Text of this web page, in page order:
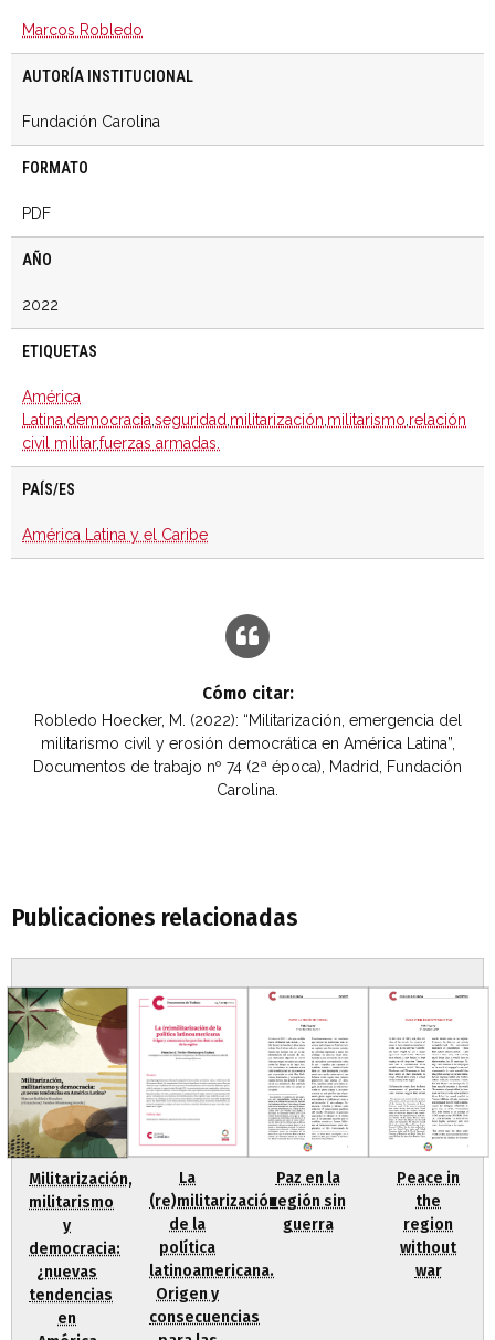
Marcos Robledo
AUTORÍA INSTITUCIONAL
Fundación Carolina
FORMATO
PDF
AÑO
2022
ETIQUETAS
América
Latina democracia seguridad militarización militarismo relación
civil militar,fuerzas armadas.
PAÍS/ES
América Latina y el Caribe
Cómo citar:
Robledo Hoecker, M. (2022): “Militarización, emergencia del
militarismo civil y erosión democrática en América Latina”,
Documentos de trabajo nº 74 (2ª época), Madrid, Fundación
Carolina.
Publicaciones relacionadas
Militarización,
militarismo
y
democracia:
¿nuevas
tendencias
en
La
(re)militarización
de la
política
latinoamericana.
Origen y
consecuencias
Paz en la
región sin
guerra
Peace in
the
region
without
war